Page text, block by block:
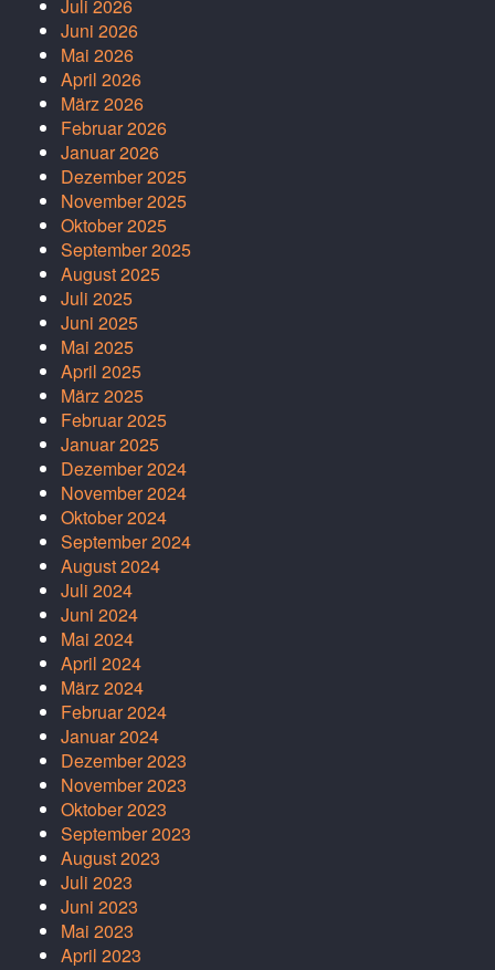
Juli 2026
Juni 2026
Mai 2026
April 2026
März 2026
Februar 2026
Januar 2026
Dezember 2025
November 2025
Oktober 2025
September 2025
August 2025
Juli 2025
Juni 2025
Mai 2025
April 2025
März 2025
Februar 2025
Januar 2025
Dezember 2024
November 2024
Oktober 2024
September 2024
August 2024
Juli 2024
Juni 2024
Mai 2024
April 2024
März 2024
Februar 2024
Januar 2024
Dezember 2023
November 2023
Oktober 2023
September 2023
August 2023
Juli 2023
Juni 2023
Mai 2023
April 2023